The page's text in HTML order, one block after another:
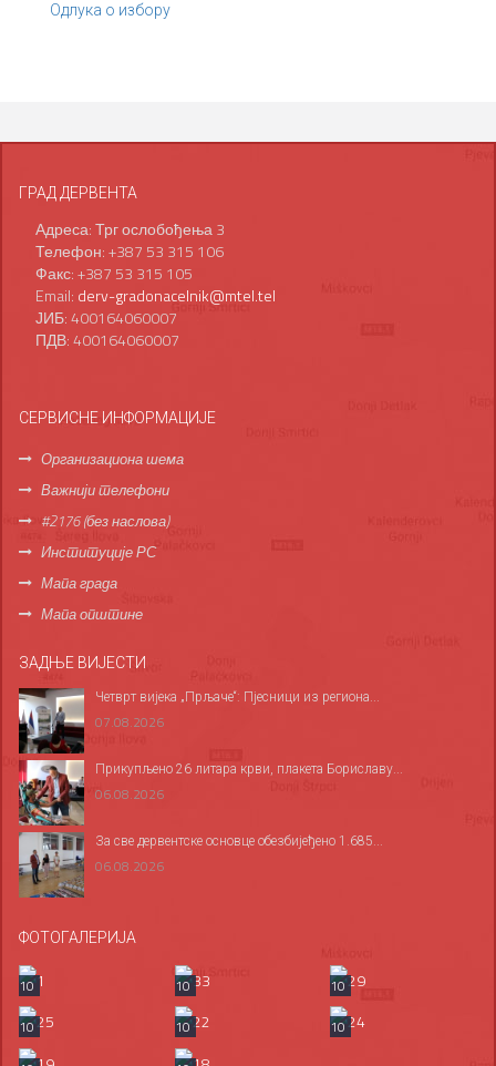
Одлука о избору
ГРАД ДЕРВЕНТА
Адреса: Трг ослобођења 3
Телефон: +387 53 315 106
Факс: +387 53 315 105
Email: derv-gradonacelnik@mtel.tel
ЈИБ: 400164060007
ПДВ: 400164060007
СЕРВИСНЕ ИНФОРМАЦИЈЕ
Организациона шема
Важнији телефони
#2176 (без наслова)
Институције РС
Мапа града
Мапа општине
ЗАДЊЕ ВИЈЕСТИ
Четврт вијека „Прљаче“: Пјесници из региона...
07.08.2026
Прикупљено 26 литара крви, плакета Бориславу...
06.08.2026
За све дервентске основце обезбијеђено 1.685...
06.08.2026
ФОТОГАЛЕРИЈА
10 10
10
10
10
10